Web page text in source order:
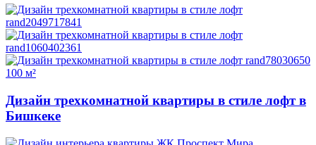
100 м²
Дизайн трехкомнатной квартиры в стиле лофт в
Бишкеке